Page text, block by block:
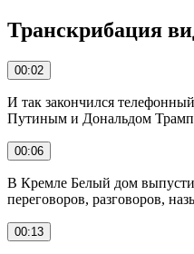
Транскрибация
00:02
И так закончился
Путиным и Дональдом
00:06
В Кремле Белый дом
переговоров, разговоров,
00:13